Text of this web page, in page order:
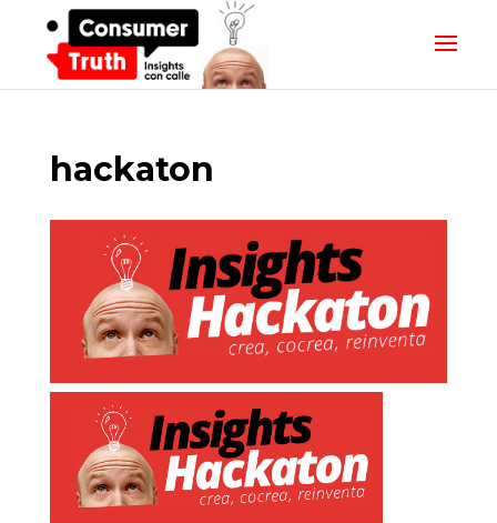
hackaton